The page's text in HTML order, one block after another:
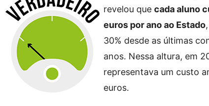
revelou que cada aluno
euros por ano ao Estado
30% desde as últimas
anos. Nessa altura, em
representava um custo
euros.